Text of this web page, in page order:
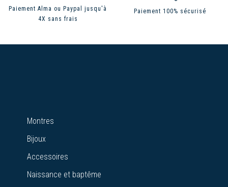
Paiement Alma ou Paypal jusqu'à
4X sans frais
Paiement 100% sécurisé
Montres
Bijoux
Accessoires
Naissance et baptême